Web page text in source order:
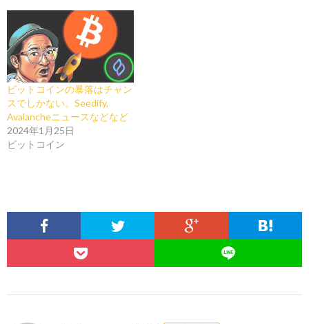
ビットコインの暴落はチャン
スでしかない。Seedify,
Avalancheニュースなどなど
2024年1月25日
ビットコイン